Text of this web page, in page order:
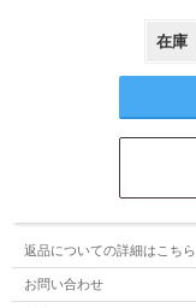
在庫
返品についての詳細はこちら
お問い合わせ